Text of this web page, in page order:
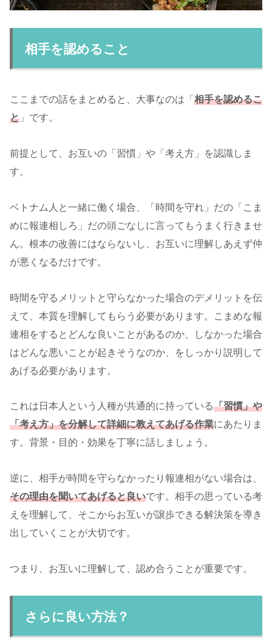
相手を認めること
ここまでの話をまとめると、大事なのは「相手を認めるこ
と 」です。
前提として、お互いの 「習慣」や「考え方」を認識しま
す。
ベトナム人と一緒に働く場合、「時間を守れ」だの「こま
めに報連相しろ」だの頭ごなしに言ってもうまく行きませ
ん。根本の改善にはならないし、お互いに理解しあえず仲
が悪くなるだけです。
時間を守るメリットと守らなかった場合のデメリットを伝
えて、本質を理解してもらう必要があります。こまめな報
連相をするとどんな良いことがあるのか、しなかった場合
はどんな悪いことが起きそうなのか、をしっかり説明して
あげる必要があります。
これは日本人という人種が共通的に持っている「習慣」や
「考え方」を分解して詳細に教えてあげる作業にあたりま
す。背景・目的・効果を丁寧に話しましょう。
逆に、相手が時間を守らなかったり報連相がない場合は、
その理由を聞いてあげると良いです。相手の思っている考
えを理解して、そこからお互いが譲歩できる解決策を導き
出していくことが大切です。
つまり、お互いに理解して、認め合うことが重要です。
さらに良い方法？